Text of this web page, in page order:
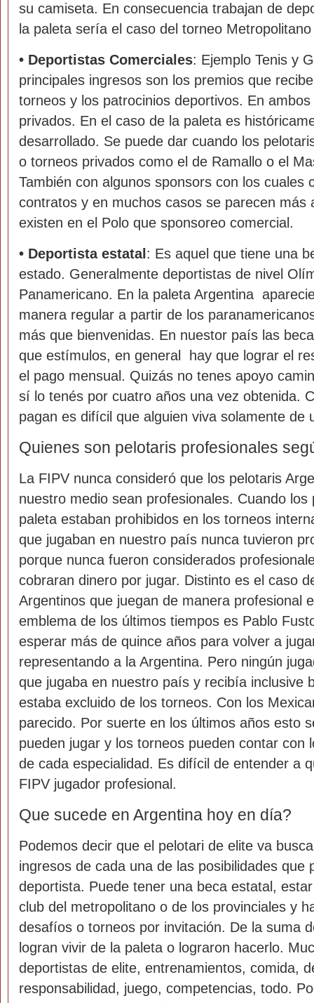
su camiseta. En consecuencia trabajan de
la paleta sería el caso del torneo
• Deportistas Comerciales: Ejemplo Tenis y
principales ingresos son los premios que
torneos y los patrocinios deportivos. En
privados. En el caso de la paleta es
desarrollado. Se puede dar cuando los
o torneos privados como el de Ramallo o el
También con algunos sponsors con los cuales
contratos y en muchos casos se parecen más
existen en el Polo que sponsoreo comercial.
• Deportista estatal : Es aquel que tiene una
estado. Generalmente deportistas de nivel
Panamericano. En la paleta Argentina
manera regular a partir de los
más que bienvenidas. En nuestor país las
que estímulos, en general hay que lograr el
el pago mensual. Quizás no tenes apoyo
sí lo tenés por cuatro años una vez obtenida.
pagan es difícil que alguien viva solamente de
Quienes son pelotaris profesionales
La FIPV nunca consideró que los pelotaris
nuestro medio sean profesionales. Cuando los
paleta estaban prohibidos en los torneos
que jugaban en nuestro país nunca tuvieron
porque nunca fueron considerados
cobraran dinero por jugar. Distinto es el caso
Argentinos que juegan de manera profesional
emblema de los últimos tiempos es Pablo
esperar más de quince años para volver a
representando a la Argentina. Pero ningún
que jugaba en nuestro país y recibía inclusive
estaba excluido de los torneos. Con los
parecido. Por suerte en los últimos años esto
pueden jugar y los torneos pueden contar con
de cada especialidad. Es difícil de entender a
FIPV jugador profesional.
Que sucede en Argentina hoy en día?
Podemos decir que el pelotari de elite va
ingresos de cada una de las posibilidades que
deportista. Puede tener una beca estatal,
club del metropolitano o de los provinciales y
desafíos o torneos por invitación. De la suma
logran vivir de la paleta o lograron hacerlo.
deportistas de elite, entrenamientos, comida,
responsabilidad, juego, competencias, todo.